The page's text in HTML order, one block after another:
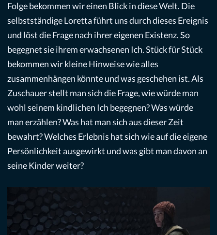
Folge bekommen wir einen Blick in diese Welt. Die
selbstständige Loretta führt uns durch dieses Ereignis
und löst die Frage nach ihrer eigenen Existenz. So
begegnet sie ihrem erwachsenen Ich. Stück für Stück
bekommen wir kleine Hinweise wie alles
zusammenhängen könnte und was geschehen ist. Als
Zuschauer stellt man sich die Frage, wie würde man
wohl seinem kindlichen Ich begegnen? Was würde
man erzählen? Was hat man sich aus dieser Zeit
bewahrt? Welches Erlebnis hat sich wie auf die eigene
Persönlichkeit ausgewirkt und was gibt man davon an
seine Kinder weiter?